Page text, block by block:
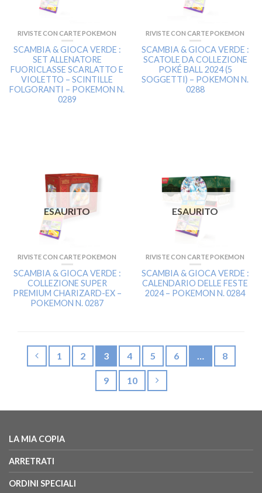
RIVISTE CON CARTE POKEMON
SCAMBIA & GIOCA VERDE :
SET ALLENATORE
FUORICLASSE SCARLATTO E
VIOLETTO – SCINTILLE
FOLGORANTI – POKEMON N.
0289
RIVISTE CON CARTE POKEMON
SCAMBIA & GIOCA VERDE :
SCATOLE DA COLLEZIONE
POKÉ BALL 2024 (5
SOGGETTI) – POKEMON N.
0288
ESAURITO
RIVISTE CON CARTE POKEMON
SCAMBIA & GIOCA VERDE :
COLLEZIONE SUPER
PREMIUM CHARIZARD-EX –
POKEMON N. 0287
ESAURITO
RIVISTE CON CARTE POKEMON
SCAMBIA & GIOCA VERDE :
CALENDARIO DELLE FESTE
2024 – POKEMON N. 0284
1 2 3 4 5 6 8
9 10
LA MIA COPIA
ARRETRATI
ORDINI SPECIALI